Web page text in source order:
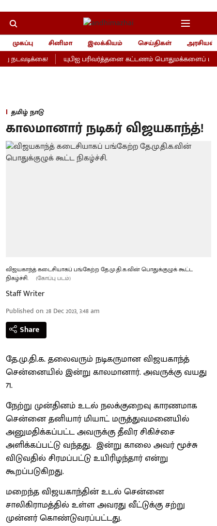
முகப்பு சினிமா இலக்கியம் செய்திகள்
அரசியல்
யுபிஐ பரிவர்த்தனை கட்டணம் பொதுமக்களைப்
தமிழ் நாடு
காலமானார் நடிகர் விஜயகாந்த்!
விஜயகாந்த் கடைசியாகப் பங்கேற்ற தே.மு.தி.க.வின் பொதுக்குழுக் கூட்ட
நிகழ்ச்சி.
(கோப்பு படம்)
Staff Writer
Published on:28 Dec 2023, 3:48 am
Share
தே.மு.தி.க. தலைவரும் நடிகருமான விஜயகாந்த்
சென்னையில் இன்று காலமானார். அவருக்கு வயது
71.
நேற்று முன்தினம் உடல் நலக்குறைவு காரணமாக
சென்னை தனியார் மியாட் மருத்துவமனையில்
அனுமதிக்கப்பட்ட அவருக்கு தீவிர சிகிச்சை
அளிக்கப்பட்டு வந்தது. இன்று காலை அவர் மூச்சு
விடுவதில் சிரமப்பட்டு உயிரிழந்தார் என்று
கூறப்படுகிறது.
மறைந்த விஜயகாந்தின் உடல் சென்னை
சாலிகிராமத்தில் உள்ள அவரது வீட்டுக்கு சற்று
முன்னர் கொண்டுவரப்பட்டது.